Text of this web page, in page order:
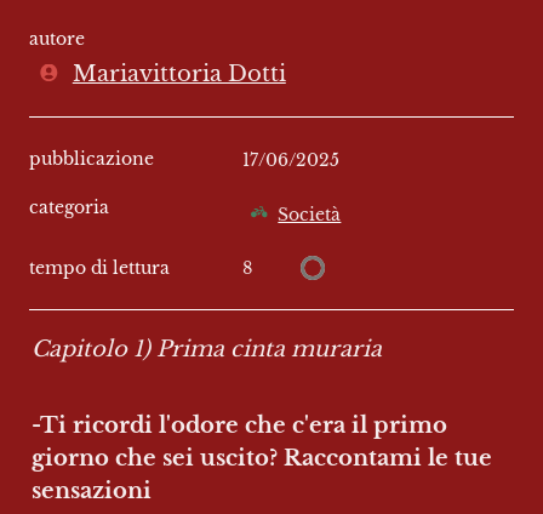
autore
Mariavittoria Dotti
pubblicazione 17/06/2025
categoria Società
tempo di lettura 8
Capitolo 1) Prima cinta muraria
-Ti ricordi l'odore che c'era il primo
giorno che sei uscito? Raccontami le tue
sensazioni